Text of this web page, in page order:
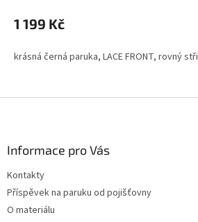
produktu
je
z
1 199 Kč
krásná černá paruka, LACE FRONT, rovný
Informace pro Vás
Kontakty
Příspěvek na paruku od pojišťovny
O materiálu